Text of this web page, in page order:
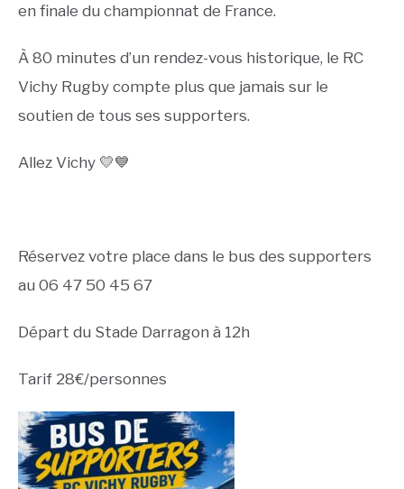
en finale du championnat de France.
À 80 minutes d’un rendez-vous historique, le RC
Vichy Rugby compte plus que jamais sur le
soutien de tous ses supporters.
Allez Vichy 💛💙
Réservez votre place dans le bus des supporters
au 06 47 50 45 67
Départ du Stade Darragon à 12h
Tarif 28€/personnes